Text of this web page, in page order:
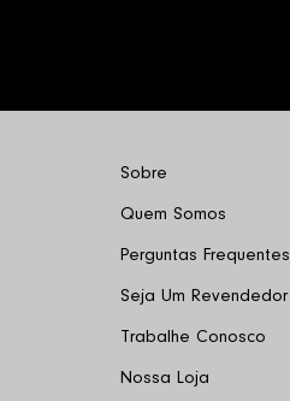
Sobre
Quem Somos
Perguntas Frequentes
Seja Um Revendedor
Trabalhe Conosco
Nossa Loja